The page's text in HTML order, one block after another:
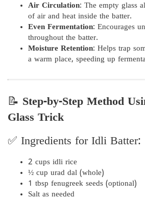
Air Circulation: The empty glass
of air and heat inside the batter.
Even Fermentation: Encourages
throughout the batter.
Moisture Retention: Helps trap
a warm place, speeding up
📝 Step-by-Step Method
Glass Trick
✅ Ingredients for Idli Batter:
2 cups idli rice
½ cup urad dal (whole)
1 tbsp fenugreek seeds (optional)
Salt as needed